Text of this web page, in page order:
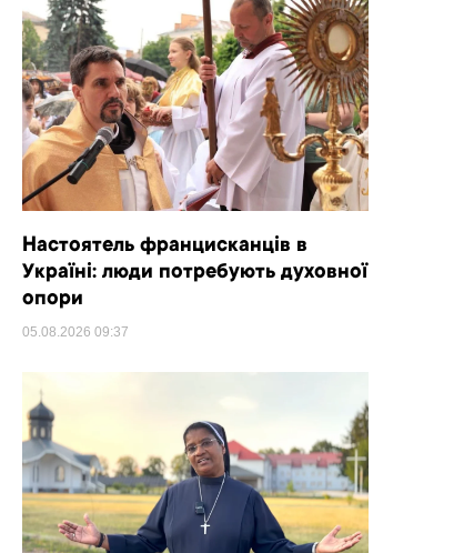
Настоятель францисканців в
Україні: люди потребують духовної
опори
05.08.2026 09:37